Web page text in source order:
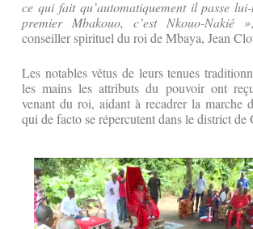
ce qui fait qu’automatiquement il passe
premier Mbakouo, c’est Nkouo-Nakié »
conseiller spirituel du roi de Mbaya, Jean
Les notables vêtus de leurs tenues
les mains les attributs du pouvoir ont
venant du roi, aidant à recadrer la marche
qui de facto se répercutent dans le district de